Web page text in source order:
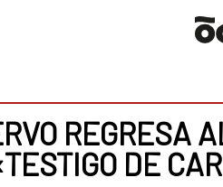
REGRESA
DE